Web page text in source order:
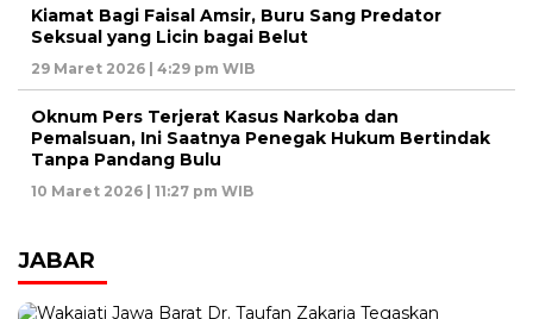
Kiamat Bagi Faisal Amsir, Buru Sang Predator
Seksual yang Licin bagai Belut
29 Maret 2026 | 4:29 pm WIB
Oknum Pers Terjerat Kasus Narkoba dan
Pemalsuan, Ini Saatnya Penegak Hukum Bertindak
Tanpa Pandang Bulu
10 Maret 2026 | 11:27 pm WIB
JABAR